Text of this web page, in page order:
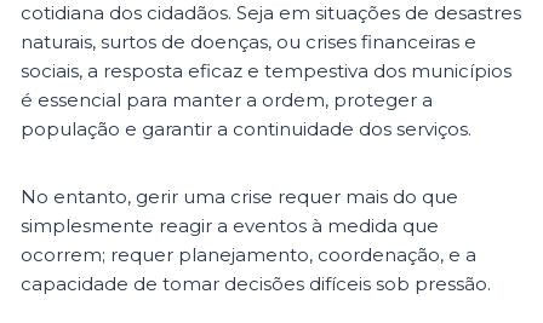
cotidiana dos cidadãos. Seja em situações de desastres
naturais, surtos de doenças, ou crises financeiras e
sociais, a resposta eficaz e tempestiva dos municípios
é essencial para manter a ordem, proteger a
população e garantir a continuidade dos serviços.
No entanto, gerir uma crise requer mais do que
simplesmente reagir a eventos à medida que
ocorrem; requer planejamento, coordenação, e a
capacidade de tomar decisões difíceis sob pressão.